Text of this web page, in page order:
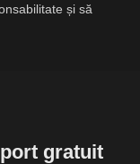
și să
gratuit